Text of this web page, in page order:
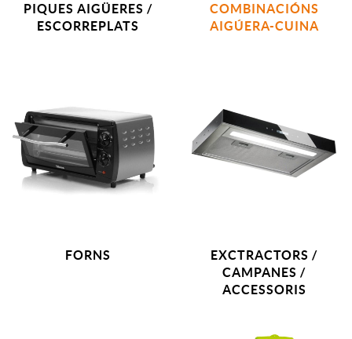
PIQUES AIGÜERES /
ESCORREPLATS
COMBINACIÓNS
AIGÚERA-CUINA
FORNS
EXCTRACTORS /
CAMPANES /
ACCESSORIS